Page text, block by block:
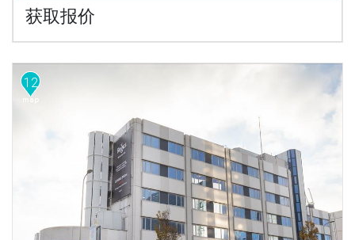
获取报价
12